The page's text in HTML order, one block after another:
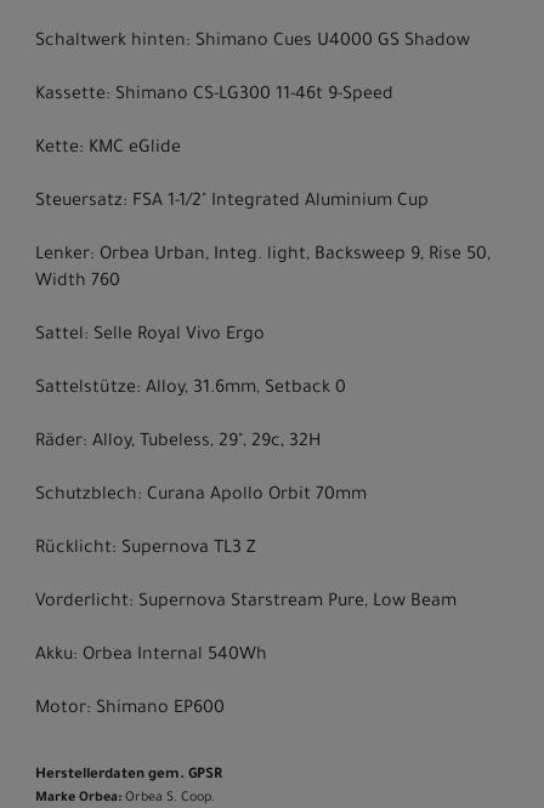
Schaltwerk hinten: Shimano Cues U4000 GS Shadow
Kassette: Shimano CS-LG300 11-46t 9-Speed
Kette: KMC eGlide
Steuersatz: FSA 1-1/2" Integrated Aluminium Cup
Lenker: Orbea Urban, Integ. light, Backsweep 9, Rise 50,
Width 760
Sattel: Selle Royal Vivo Ergo
Sattelstütze: Alloy, 31.6mm, Setback 0
Räder: Alloy, Tubeless, 29", 29c, 32H
Schutzblech: Curana Apollo Orbit 70mm
Rücklicht: Supernova TL3 Z
Vorderlicht: Supernova Starstream Pure, Low Beam
Akku: Orbea Internal 540Wh
Motor: Shimano EP600
Herstellerdaten gem. GPSR
Marke Orbea: Orbea S. Coop.